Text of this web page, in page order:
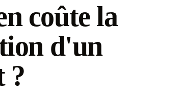
coûte la
d'un
?